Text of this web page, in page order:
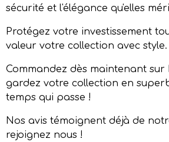
sécurité et l'élégance qu'elles
Protégez votre investissement
valeur votre collection avec style.
Commandez dès maintenant sur
gardez votre collection en
temps qui passe !
Nos avis témoignent déjà de
rejoignez nous !